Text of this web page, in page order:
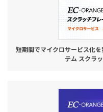
短期間でマイクロサービス化
テム スクラ